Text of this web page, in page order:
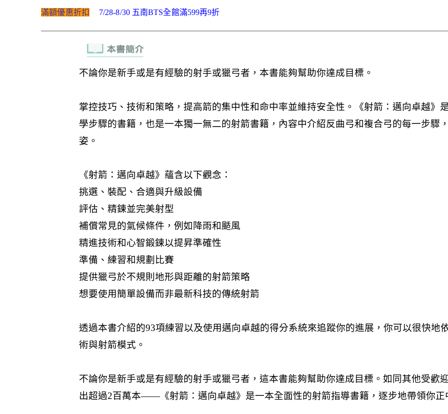
滿額優惠折扣
7/28-8/30 五南BTS全館滿599再9折